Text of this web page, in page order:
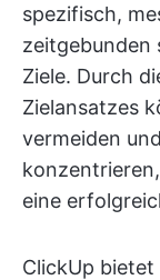
spezifisch,
zeitgebunden
Ziele. Durch
Zielansatzes
vermeiden
eine
ClickUp bietet